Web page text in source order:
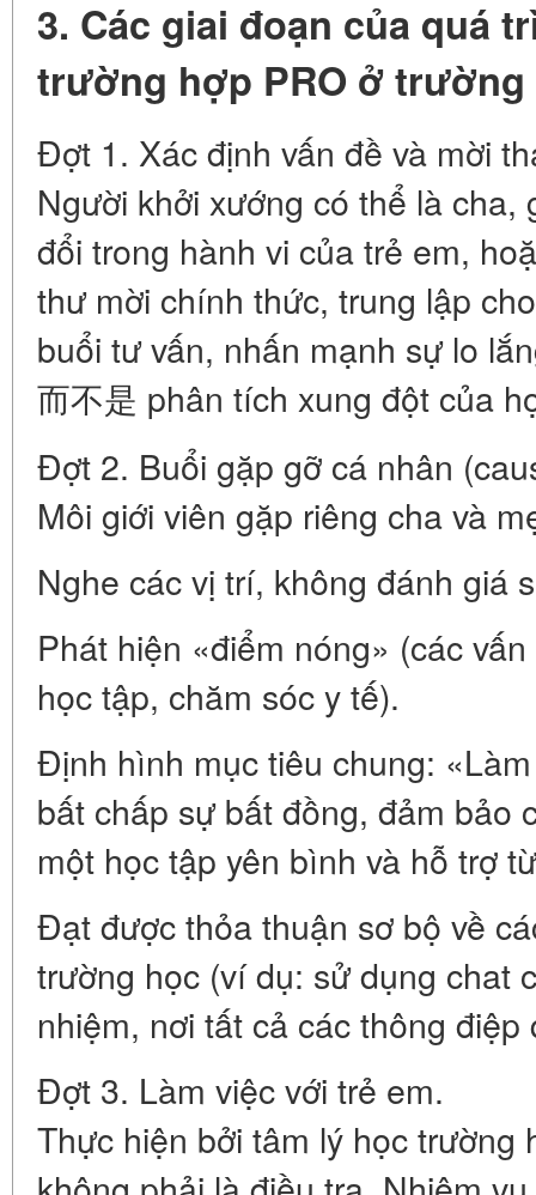
3. Các giai đoạn của quá
trường hợp PRO ở trường
Đợt 1. Xác định vấn đề và mời
Người khởi xướng có thể là cha,
đổi trong hành vi của trẻ em,
thư mời chính thức, trung lập
buổi tư vấn, nhấn mạnh sự lo
而不是 phân tích xung đột của
Đợt 2. Buổi gặp gỡ cá nhân
Môi giới viên gặp riêng cha và
Nghe các vị trí, không đánh giá
Phát hiện «điểm nóng» (các
học tập, chăm sóc y tế).
Định hình mục tiêu chung:
bất chấp sự bất đồng, đảm bảo
một học tập yên bình và hỗ trợ
Đạt được thỏa thuận sơ bộ về
trường học (ví dụ: sử dụng chat
nhiệm, nơi tất cả các thông
Đợt 3. Làm việc với trẻ em.
Thực hiện bởi tâm lý học trường